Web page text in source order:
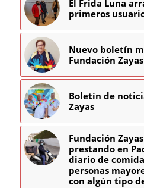
El Frida Luna
primeros
Nuevo boletín
Fundación Zayas
Boletín de
Zayas
Fundación
prestando en
diario de
personas
con algún tipo